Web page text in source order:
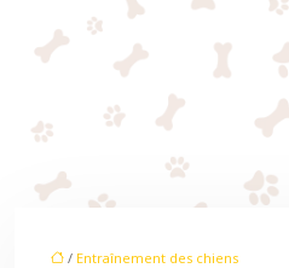
/ Entraînement des chiens